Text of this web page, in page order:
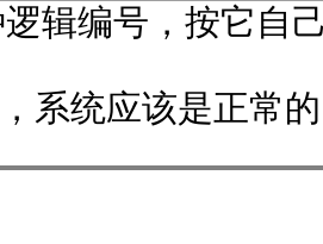
辑编号，按它自
系统应该是正常的